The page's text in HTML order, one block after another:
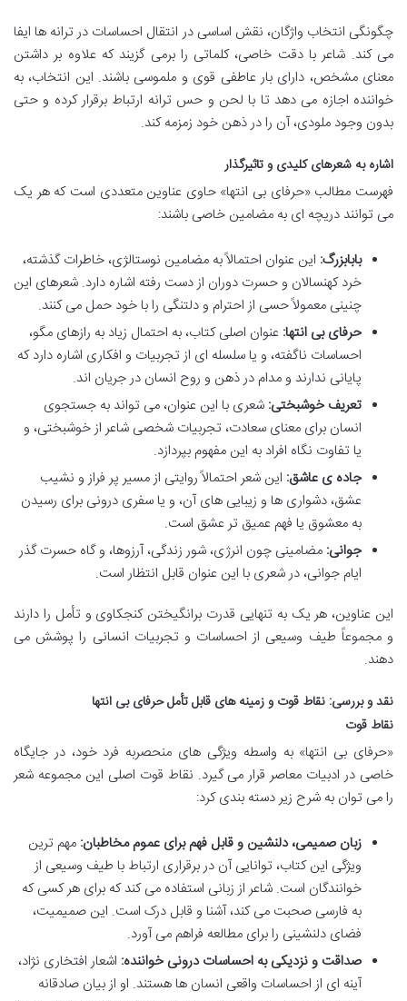
چگونگی انتخاب واژگان، نقش اساسی در انتقال احساسات در ترانه ها ایفا
می کند. شاعر با دقت خاصی، کلماتی را برمی گزیند که علاوه بر داشتن
معنای مشخص، دارای بار عاطفی قوی و ملموسی باشند. این انتخاب، به
خواننده اجازه می دهد تا با لحن و حس ترانه ارتباط برقرار کرده و حتی
بدون وجود ملودی، آن را در ذهن خود زمزمه کند.
اشاره به شعرهای کلیدی و تاثیرگذار
فهرست مطالب «حرفای بی انتها» حاوی عناوین متعددی است که هر یک
می توانند دریچه ای به مضامین خاصی باشند:
بابابزرگ: این عنوان احتمالاً به مضامین نوستالژی، خاطرات گذشته،
خرد کهنسالان و حسرت دوران از دست رفته اشاره دارد. شعرهای این
چنینی معمولاً حسی از احترام و دلتنگی را با خود حمل می کنند.
حرفای بی انتها: عنوان اصلی کتاب، به احتمال زیاد به رازهای مگو،
احساسات ناگفته، و یا سلسله ای از تجربیات و افکاری اشاره دارد که
پایانی ندارند و مدام در ذهن و روح انسان در جریان اند.
تعریف خوشبختی: شعری با این عنوان، می تواند به جستجوی
انسان برای معنای سعادت، تجربیات شخصی شاعر از خوشبختی، و
یا تفاوت نگاه افراد به این مفهوم بپردازد.
جاده ی عاشق: این شعر احتمالاً روایتی از مسیر پر فراز و نشیب
عشق، دشواری ها و زیبایی های آن، و یا سفری درونی برای رسیدن
به معشوق یا فهم عمیق تر عشق است.
جوانی: مضامینی چون انرژی، شور زندگی، آرزوها، و گاه حسرت گذر
ایام جوانی، در شعری با این عنوان قابل انتظار است.
این عناوین، هر یک به تنهایی قدرت برانگیختن کنجکاوی و تأمل را دارند
و مجموعاً طیف وسیعی از احساسات و تجربیات انسانی را پوشش می
دهند.
نقد و بررسی: نقاط قوت و زمینه های قابل تأمل حرفای بی انتها
نقاط قوت
«حرفای بی انتها» به واسطه ویژگی های منحصربه فرد خود، در جایگاه
خاصی در ادبیات معاصر قرار می گیرد. نقاط قوت اصلی این مجموعه شعر
را می توان به شرح زیر دسته بندی کرد:
زبان صمیمی، دلنشین و قابل فهم برای عموم مخاطبان: مهم ترین
ویژگی این کتاب، توانایی آن در برقراری ارتباط با طیف وسیعی از
خوانندگان است. شاعر از زبانی استفاده می کند که برای هر کسی که
به فارسی صحبت می کند، آشنا و قابل درک است. این صمیمیت،
فضای دلنشینی را برای مطالعه فراهم می آورد.
صداقت و نزدیکی به احساسات درونی خواننده: اشعار افتخاری نژاد،
آینه ای از احساسات واقعی انسان ها هستند. او از بیان صادقانه